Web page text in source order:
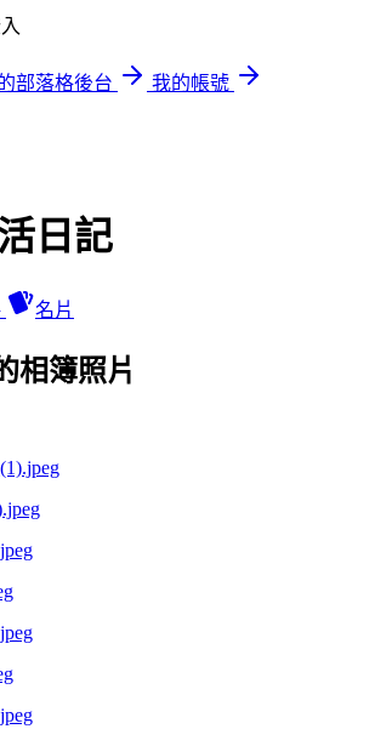
部落格後台
我的帳號
日記
名片
相簿照片